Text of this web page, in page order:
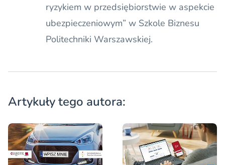
ryzykiem w przedsiębiorstwie w aspekcie
ubezpieczeniowym” w Szkole Biznesu
Politechniki Warszawskiej.
Artykuły tego autora: